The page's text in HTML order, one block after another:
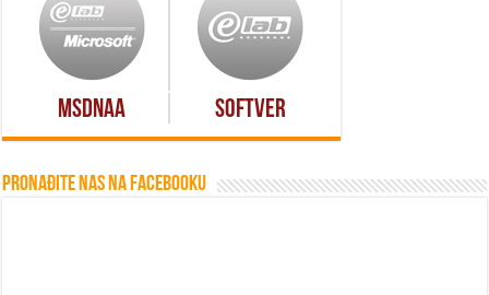
MSDNAA Softver
Pronađite nas na Facebooku